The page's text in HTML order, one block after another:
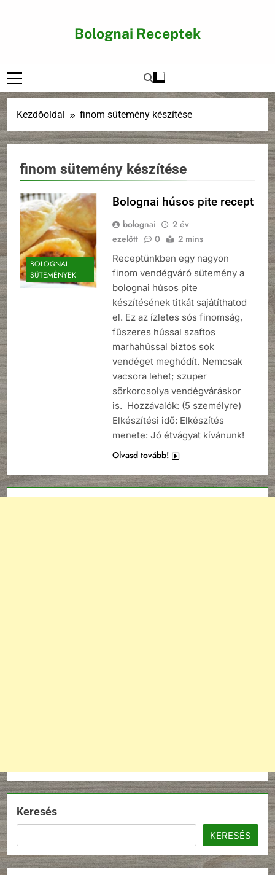
Bolognai Receptek
Kezdőoldal finom sütemény készítése
finom sütemény készítése
BOLOGNAI
SÜTEMÉNYEK
Bolognai húsos pite recept
bolognai
2 év
ezelőtt
0 2 mins
Receptünkben egy nagyon
finom vendégváró sütemény a
bolognai húsos pite
készítésének titkát sajátíthatod
el. Ez az ízletes sós finomság,
fűszeres hússal szaftos
marhahússal biztos sok
vendéget meghódít. Nemcsak
vacsora lehet; szuper
sörkorcsolya vendégváráskor
is. Hozzávalók: (5 személyre)
Elkészítési idő: Elkészítés
menete: Jó étvágyat kívánunk!
Olvasd tovább!
Keresés
KERESÉS